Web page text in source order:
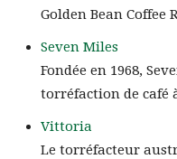
Golden Bean Coffee
Seven Miles
Fondée en 1968,
torréfaction de café
Vittoria
Le torréfacteur